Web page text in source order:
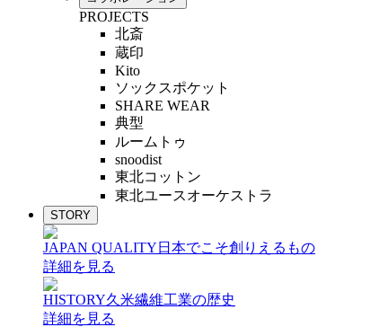
PROJECTS
北斎
蔵印
Kito
ソックスポケット
SHARE WEAR
典型
ルームトゥ
snoodist
東北コットン
東北ユースオーケストラ
STORY
JAPAN QUALITY 日本でこそ創りえるもの
詳細を見る
HISTORY久米繊維工業の歴史
詳細を見る